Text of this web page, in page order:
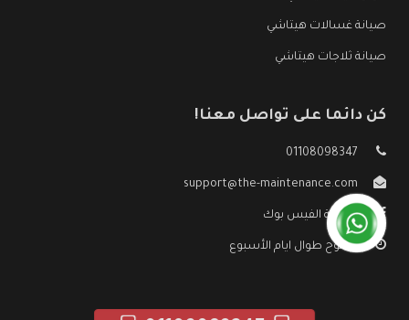
صيانة غسالات هيتاشي
صيانة ثلاجات هيتاشي
كن دائما على تواصل معنا!
01108098347
support@the-maintenance.com
صفحة الفيس بوك
مفتوح طوال ايام الأسبوع